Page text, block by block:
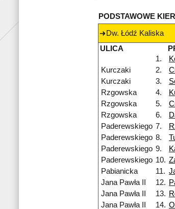
PODSTAWOWE
Dw. Łódź Kaliska
ULICA
1.
Kurczaki
2.
Kurczaki
3.
Rzgowska
4.
Rzgowska
5.
Rzgowska
6.
Paderewskiego 7.
Paderewskiego 8.
Paderewskiego 9.
Paderewskiego 10.
Pabianicka
11.
Jana Pawła II
12.
Jana Pawła II
13.
Jana Pawła II
14.